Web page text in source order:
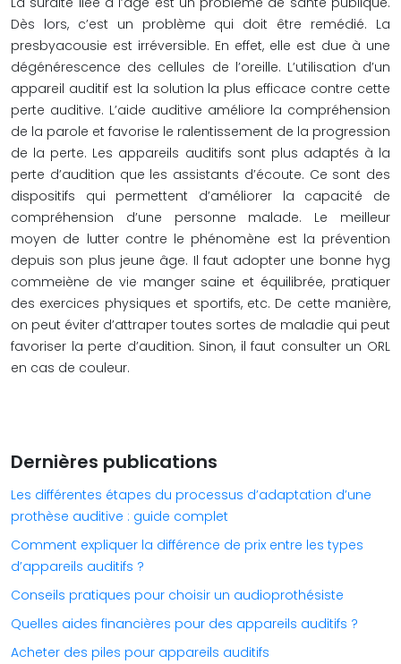
Dès lors, c’est un problème qui doit être remédié. La
presbyacousie est irréversible. En effet, elle est due à une
dégénérescence des cellules de l’oreille. L’utilisation d’un
appareil auditif est la solution la plus efficace contre cette
perte auditive. L’aide auditive améliore la compréhension
de la parole et favorise le ralentissement de la progression
de la perte. Les appareils auditifs sont plus adaptés à la
perte d’audition que les assistants d’écoute. Ce sont des
dispositifs qui permettent d’améliorer la capacité de
compréhension d’une personne malade. Le meilleur
moyen de lutter contre le phénomène est la prévention
depuis son plus jeune âge. Il faut adopter une bonne hyg
commeiène de vie manger saine et équilibrée, pratiquer
des exercices physiques et sportifs, etc. De cette manière,
on peut éviter d’attraper toutes sortes de maladie qui peut
favoriser la perte d’audition. Sinon, il faut consulter un ORL
en cas de couleur.
Dernières publications
Les différentes étapes du processus d’adaptation d’une
prothèse auditive : guide complet
Comment expliquer la différence de prix entre les types
d’appareils auditifs ?
Conseils pratiques pour choisir un audioprothésiste
Quelles aides financières pour des appareils auditifs ?
Acheter des piles pour appareils auditifs